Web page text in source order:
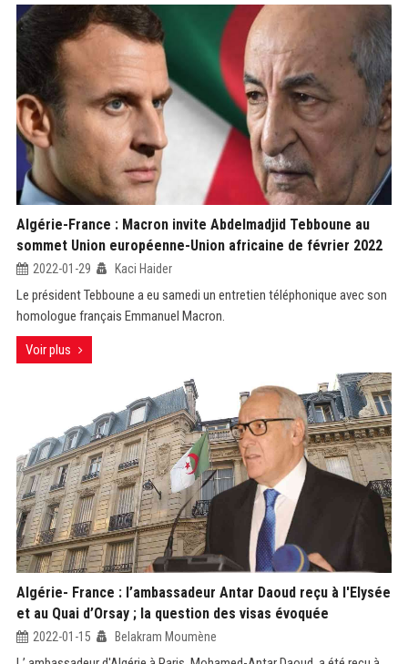
Algérie-France : Macron invite Abdelmadjid Tebboune au
sommet Union européenne-Union africaine de février 2022
2022-01-29 Kaci Haider
Le président Tebboune a eu samedi un entretien téléphonique avec son
homologue français Emmanuel Macron.
Voir plus
Algérie- France : l’ambassadeur Antar Daoud reçu à l'Elysée
et au Quai d’Orsay ; la question des visas évoquée
2022-01-15 Belakram Moumène